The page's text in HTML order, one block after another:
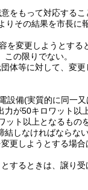
をもって対応するこ
その結果を市長に
を変更しようとする
の限りでない。
体等に対して、変
設備(実質的に同一
が50キロワット
ット以上となるもの
しなければならない
更しようとする場
するときは、譲り受